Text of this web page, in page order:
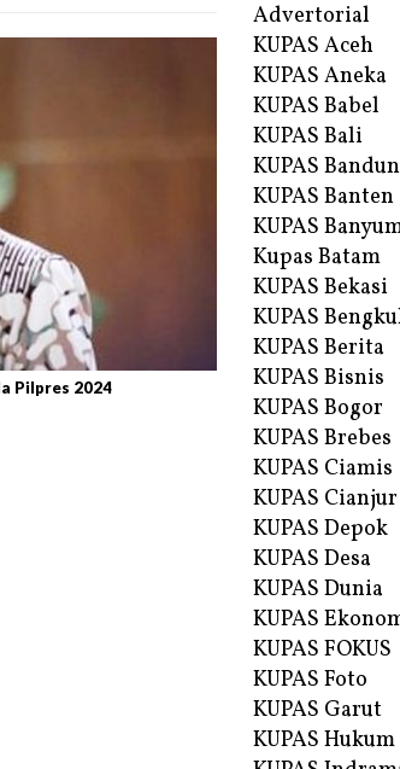
Pilpres 2024
Advertorial
KUPAS Aceh
KUPAS Aneka
KUPAS Babel
KUPAS Bali
KUPAS
KUPAS Banten
KUPAS
Kupas Batam
KUPAS Bekasi
KUPAS
KUPAS Berita
KUPAS Bisnis
KUPAS Bogor
KUPAS Brebes
KUPAS Ciamis
KUPAS Cianjur
KUPAS Depok
KUPAS Desa
KUPAS Dunia
KUPAS
KUPAS FOKUS
KUPAS Foto
KUPAS Garut
KUPAS Hukum